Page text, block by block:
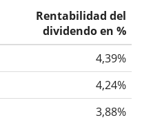
Rentabilidad del
dividendo en %
4,39%
4,24%
3,88%